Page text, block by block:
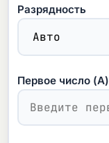
Разрядность
Первое число (A)